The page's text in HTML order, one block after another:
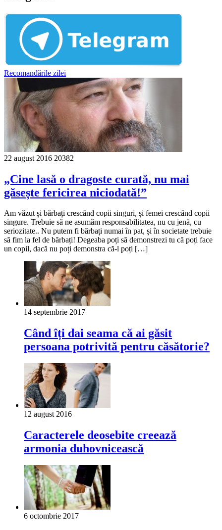
Recomandările zilei
22 august 2016 20382
„Cine lasă o dragoste curată, nu mai
găsește fericirea niciodată!”
Am văzut și bărbați crescând copii singuri, și femei crescând copii
singure. Trebuie să ne asumăm responsabilitatea, nu cu jenă, cu
seriozitate.. Nu putem fi bărbați numai în pat, și în societate trebuie
să fim la fel de bărbați! Degeaba poți să demonstrezi tu că poți face
un copil, dacă nu poți demonstra că-l poți […]
14 septembrie 2017
Când îți dai seama că ai găsit
persoana potrivită pentru căsătorie?
12 august 2016
Caracterele deosebite creează
armonia duhovnicească
6 octombrie 2017